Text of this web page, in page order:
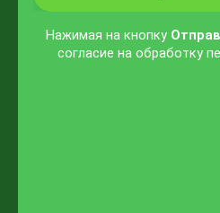
Нажимая на кнопку
согласие на обработку